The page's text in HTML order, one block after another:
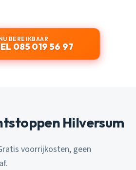
BEREIKBAAR
085 019 56 97
Hilversum
voorrijkosten, geen